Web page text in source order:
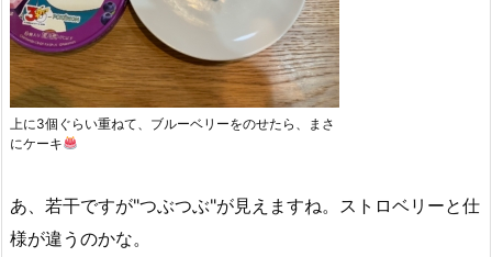
上に3個ぐらい重ねて、ブルーベリーをのせたら、まさ
にケーキ
あ、若干ですが"つぶつぶ"が見えますね。ストロベリーと仕
様が違うのかな。